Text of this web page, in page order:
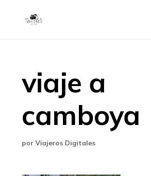
viaje a
camboya
por Viajeros Digitales